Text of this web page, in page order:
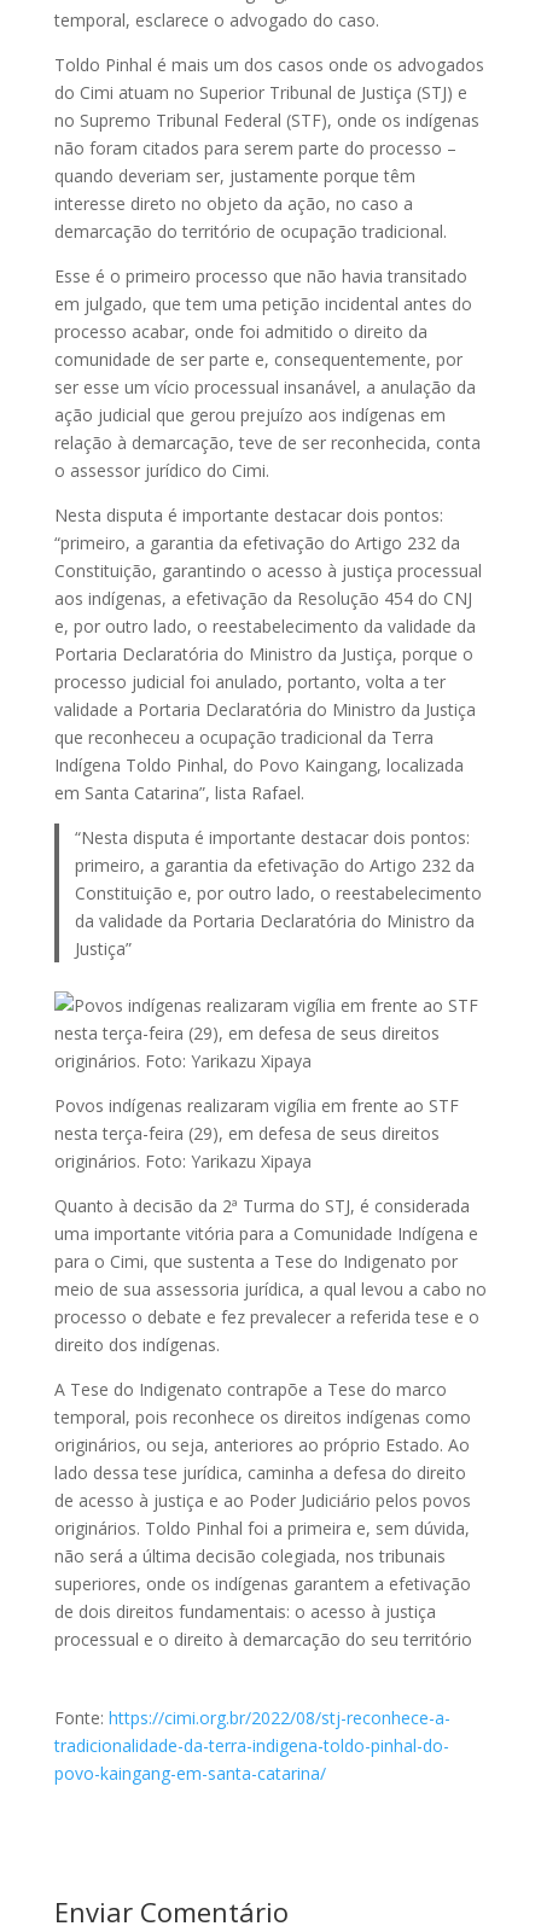
temporal, esclarece o advogado do caso.
Toldo Pinhal é mais um dos casos onde os advogados
do Cimi atuam no Superior Tribunal de Justiça (STJ) e
no Supremo Tribunal Federal (STF), onde os indígenas
não foram citados para serem parte do processo –
quando deveriam ser, justamente porque têm
interesse direto no objeto da ação, no caso a
demarcação do território de ocupação tradicional.
Esse é o primeiro processo que não havia transitado
em julgado, que tem uma petição incidental antes do
processo acabar, onde foi admitido o direito da
comunidade de ser parte e, consequentemente, por
ser esse um vício processual insanável, a anulação da
ação judicial que gerou prejuízo aos indígenas em
relação à demarcação, teve de ser reconhecida, conta
o assessor jurídico do Cimi.
Nesta disputa é importante destacar dois pontos:
“primeiro, a garantia da efetivação do Artigo 232 da
Constituição, garantindo o acesso à justiça processual
aos indígenas, a efetivação da Resolução 454 do CNJ
e, por outro lado, o reestabelecimento da validade da
Portaria Declaratória do Ministro da Justiça, porque o
processo judicial foi anulado, portanto, volta a ter
validade a Portaria Declaratória do Ministro da Justiça
que reconheceu a ocupação tradicional da Terra
Indígena Toldo Pinhal, do Povo Kaingang, localizada
em Santa Catarina”, lista Rafael.
“Nesta disputa é importante destacar dois pontos:
primeiro, a garantia da efetivação do Artigo 232 da
Constituição e, por outro lado, o reestabelecimento
da validade da Portaria Declaratória do Ministro da
Justiça”
Povos indígenas realizaram vigília em frente ao STF
nesta terça-feira (29), em defesa de seus direitos
originários. Foto: Yarikazu Xipaya
Quanto à decisão da 2ª Turma do STJ, é considerada
uma importante vitória para a Comunidade Indígena e
para o Cimi, que sustenta a Tese do Indigenato por
meio de sua assessoria jurídica, a qual levou a cabo no
processo o debate e fez prevalecer a referida tese e o
direito dos indígenas.
A Tese do Indigenato contrapõe a Tese do marco
temporal, pois reconhece os direitos indígenas como
originários, ou seja, anteriores ao próprio Estado. Ao
lado dessa tese jurídica, caminha a defesa do direito
de acesso à justiça e ao Poder Judiciário pelos povos
originários. Toldo Pinhal foi a primeira e, sem dúvida,
não será a última decisão colegiada, nos tribunais
superiores, onde os indígenas garantem a efetivação
de dois direitos fundamentais: o acesso à justiça
processual e o direito à demarcação do seu território
Fonte: https://cimi.org.br/2022/08/stj-reconhece-a-
tradicionalidade-da-terra-indigena-toldo-pinhal-do-
povo-kaingang-em-santa-catarina/
Enviar Comentário